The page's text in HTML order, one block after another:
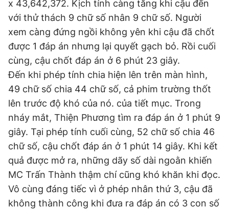
x 43,642,372. Kịch tính càng tăng khi cậu đến
với thử thách 9 chữ số nhân 9 chữ số. Người
xem càng đứng ngồi không yên khi cậu đã chốt
được 1 đáp án nhưng lại quyết gạch bỏ. Rồi cuối
cùng, cậu chốt đáp án ở 6 phút 23 giây.
Đến khi phép tính chia hiện lên trên màn hình,
49 chữ số chia 44 chữ số, cả phim trường thốt
lên trước độ khó của nó. của tiết mục. Trong
nháy mắt, Thiện Phương tìm ra đáp án ở 1 phút 9
giây. Tại phép tính cuối cùng, 52 chữ số chia 46
chữ số, cậu chốt đáp án ở 1 phút 14 giây. Khi kết
quả được mở ra, những dãy số dài ngoằn khiến
MC Trấn Thành thậm chí cũng khó khăn khi đọc.
Vô cùng đáng tiếc vì ở phép nhân thứ 3, cậu đã
không thành công khi đưa ra đáp án có 3 con số